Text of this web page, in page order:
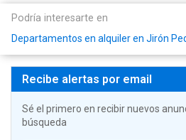
Podría interesarte en
Departamentos en alquiler en Jirón
Recibe alertas por email
Sé el primero en recibir nuevos
búsqueda